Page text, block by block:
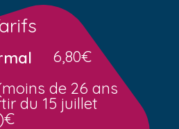
6,80€
de 26 ans
du 15 juillet